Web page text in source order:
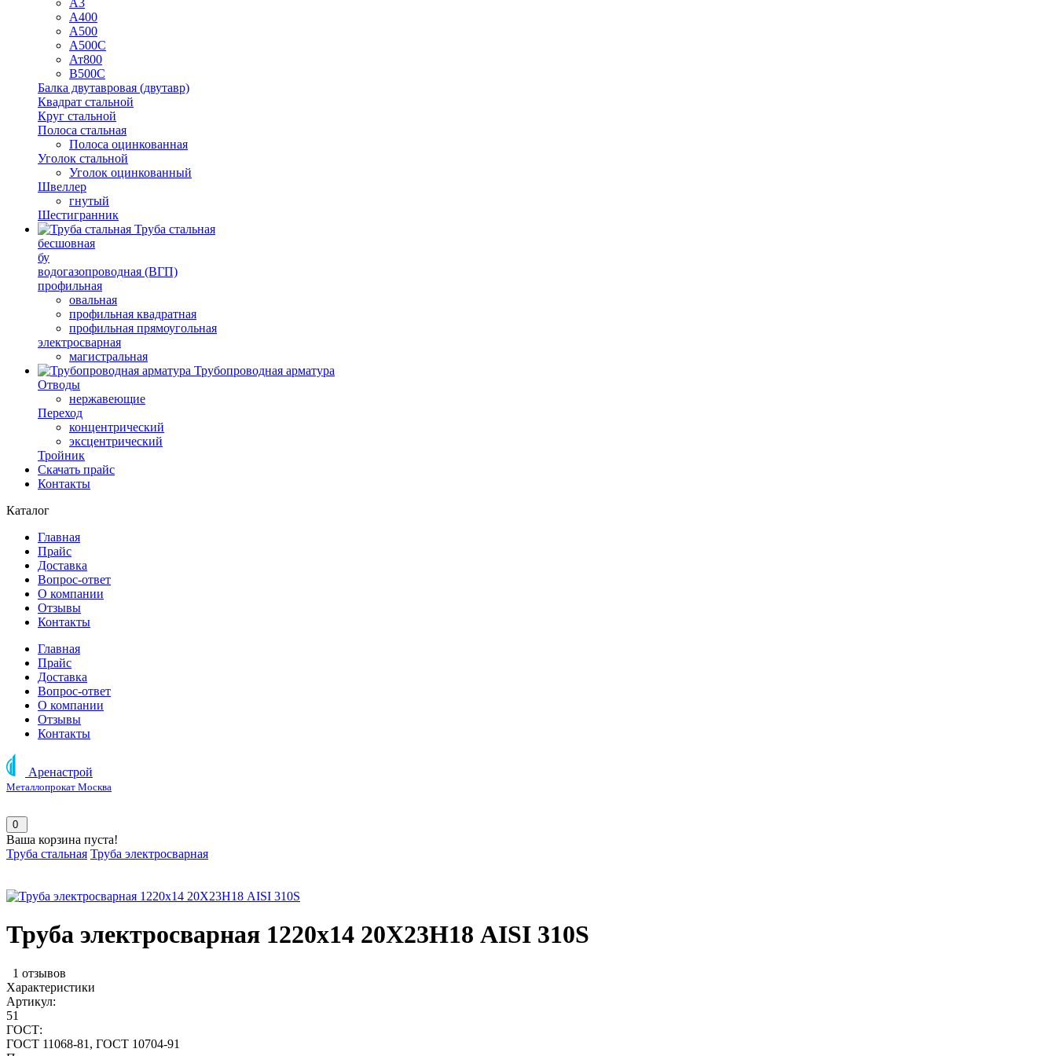
А3
А400
А500
А500С
Ат800
В500С
Балка двутавровая (двутавр)
Квадрат стальной
Круг стальной
Полоса стальная
Полоса оцинкованная
Уголок стальной
Уголок оцинкованный
Швеллер
гнутый
Шестигранник
Труба стальная
бесшовная
бу
водогазопроводная (ВГП)
профильная
овальная
профильная квадратная
профильная прямоугольная
электросварная
магистральная
Трубопроводная арматура
Отводы
нержавеющие
Переход
концентрический
эксцентрический
Тройник
Скачать прайс
Контакты
Каталог
Главная
Прайс
Доставка
Вопрос-ответ
О компании
Отзывы
Контакты
Главная
Прайс
Доставка
Вопрос-ответ
О компании
Отзывы
Контакты
Аренастрой
Металлопрокат Москва
0
Ваша корзина пуста!
Труба стальная Труба электросварная
Труба электросварная 1220х14 20Х23Н18 AISI 310S
1 отзывов
Характеристики
Артикул:
51
ГОСТ:
ГОСТ 11068-81, ГОСТ 10704-91